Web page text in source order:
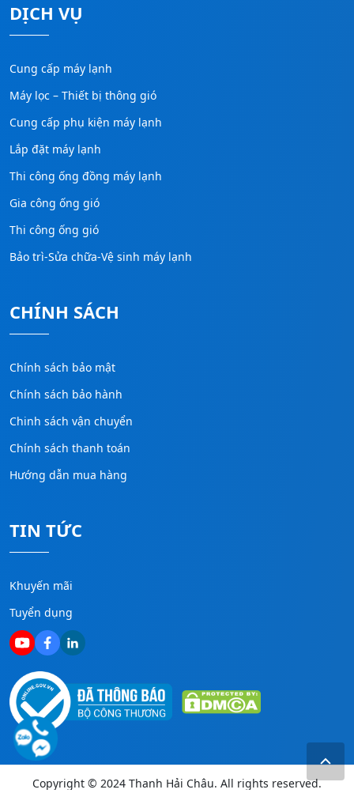
DỊCH VỤ
Cung cấp máy lạnh
Máy lọc – Thiết bị thông gió
Cung cấp phụ kiện máy lạnh
Lắp đặt máy lạnh
Thi công ống đồng máy lạnh
Gia công ống gió
Thi công ống gió
Bảo trì-Sửa chữa-Vệ sinh máy lạnh
CHÍNH SÁCH
Chính sách bảo mật
Chính sách bảo hành
Chinh sách vận chuyển
Chính sách thanh toán
Hướng dẫn mua hàng
TIN TỨC
Khuyến mãi
Tuyển dụng
Copyright © 2024 Thanh Hải Châu. All rights reserved.